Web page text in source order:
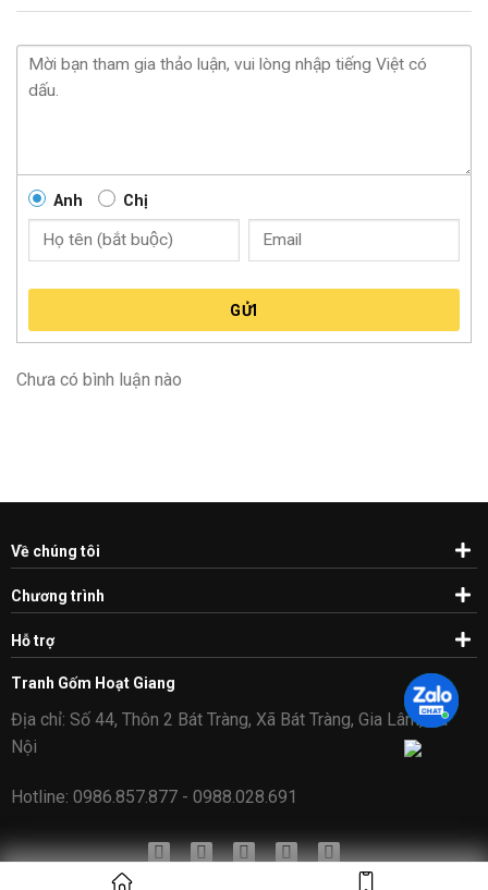
Anh Chị
GỬI
Chưa có bình luận nào
Về chúng tôi
Chương trình
Hỗ trợ
Tranh Gốm Hoạt Giang
Địa chỉ: Số 44, Thôn 2 Bát Tràng, Xã Bát Tràng, Gia Lâm, Hà
Nội
Hotline: 0986.857.877 - 0988.028.691